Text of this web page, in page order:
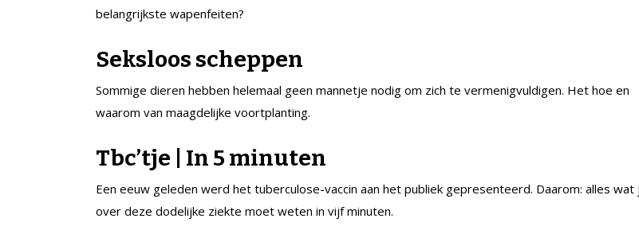
belangrijkste wapenfeiten?
Seksloos scheppen
Sommige dieren hebben helemaal geen mannetje nodig om zich te vermenigvuldigen. Het hoe en
waarom van maagdelijke voortplanting.
Tbc’tje | In 5 minuten
Een eeuw geleden werd het tuberculose-vaccin aan het publiek gepresenteerd. Daarom: alles wat
over deze dodelijke ziekte moet weten in vijf minuten.